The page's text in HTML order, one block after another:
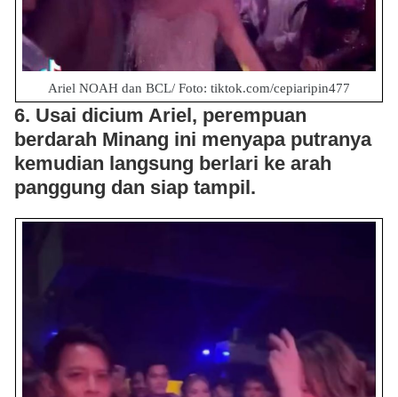
Ariel NOAH dan BCL/ Foto: tiktok.com/cepiaripin477
6. Usai dicium Ariel, perempuan
berdarah Minang ini menyapa putranya
kemudian langsung berlari ke arah
panggung dan siap tampil.